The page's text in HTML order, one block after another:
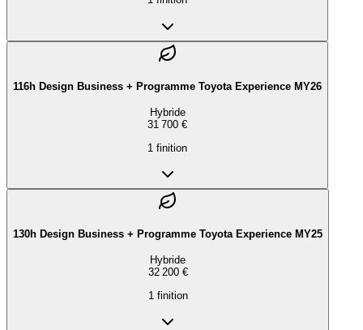
116h Design Business + Programme Toyota Experience MY26
Hybride
31 700 €
1 finition
130h Design Business + Programme Toyota Experience MY25
Hybride
32 200 €
1 finition